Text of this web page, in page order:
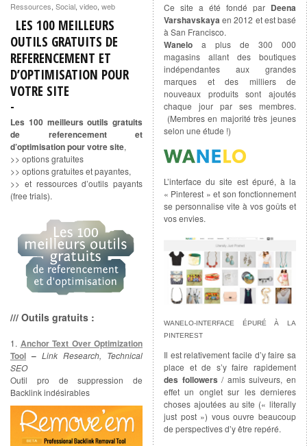
Ce site a été fondé par Deena
Varshavskayaen 2012 et est basé
à San Francisco.
Wanelo a plus de 300 000
magasins allant des boutiques
indépendantes aux grandes
marques et des milliers de
nouveaux produits sont ajoutés
chaque jour par ses membres.
(Membres en majorité très jeunes
selon une étude !)
L’interface du site est épuré, à la
« Pinterest » et son fonctionnement
se personnalise vite à vos goûts et
vos envies.
WANELO-INTERFACE ÉPURÉ À LA
PINTEREST
Il est relativement facile d’y faire sa
place et de s’y faire rapidement
des followers / amis suiveurs, en
effet un onglet sur les dernieres
choses ajoutées au site (« literally
just post ») vous ouvre beaucoup
de perspectives d’y être repéré.
Ressources, Social, video, web
LES 100 MEILLEURS
OUTILS GRATUITS DE
REFERENCEMENT ET
D’OPTIMISATION POUR
VOTRE SITE
Les 100 meilleurs outils gratuits
de referencement et
d’optimisation pour votre site,
>> options gratuites
>> options gratuites et payantes,
>> et ressources d’outils payants
(free trials).
/// Outils gratuits :
1. Anchor Text Over Optimization
Tool – Link Research, Technical
SEO
Outil pro de suppression de
Backlink indésirables